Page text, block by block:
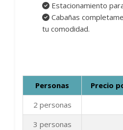
Estacionamiento
Cabañas
tu comodidad.
Personas
Precio
2 personas
3 personas